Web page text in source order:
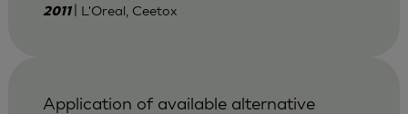
2011 | L'Oreal, Ceetox
Application of available alternative